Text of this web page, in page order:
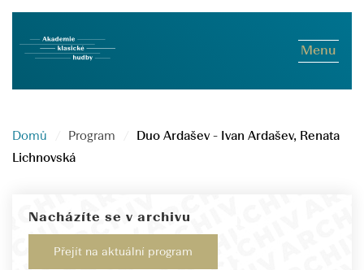
Menu
Domů Program
Duo Ardašev - Ivan Ardašev, Renata
Lichnovská
Nacházíte se v archivu
Přejít na aktuální program